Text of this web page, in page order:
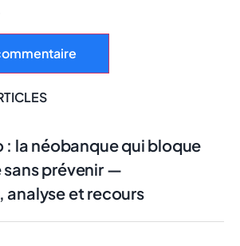
: la néobanque qui bloque
prévenir —
et recours